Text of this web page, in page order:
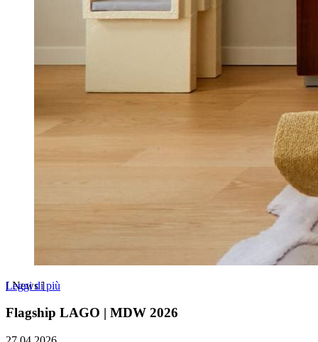
Leggi di più
[News]
Flagship LAGO | MDW 2026